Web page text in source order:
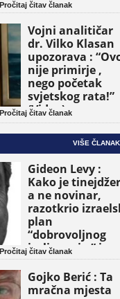
Pročitaj čitav članak
Vojni analitičar
dr. Vilko Klasan
upozorava :
nije primirje ,
nego početak
svjetskog rata!”
(Video)
Pročitaj čitav članak
VIŠE
Gideon Levy :
Kako je
a ne novinar,
razotkrio
plan
“dobrovoljnog
iseljavanja ” iz
Gaze
Pročitaj čitav članak
Gojko Berić : Ta
mračna mjesta